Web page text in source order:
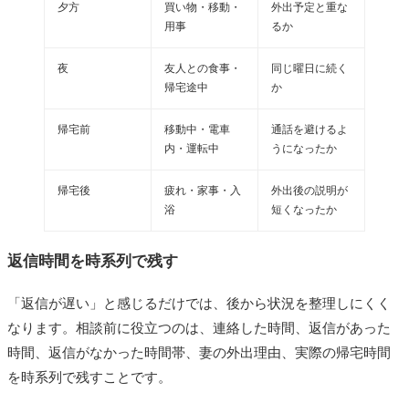
夕方
買い物・移動・
用事
外出予定と重な
るか
夜
友人との食事・
帰宅途中
同じ曜日に続く
か
帰宅前
移動中・電車
内・運転中
通話を避けるよ
うになったか
帰宅後
疲れ・家事・入
浴
外出後の説明が
短くなったか
返信時間を時系列で残す
「返信が遅い」と感じるだけでは、後から状況を整理しにくく
なります。相談前に役立つのは、連絡した時間、返信があった
時間、返信がなかった時間帯、妻の外出理由、実際の帰宅時間
を時系列で残すことです。